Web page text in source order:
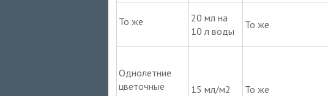
То же
20 мл на
10 л воды
То же
Однолетние
цветочные
15 мл/м2 То же